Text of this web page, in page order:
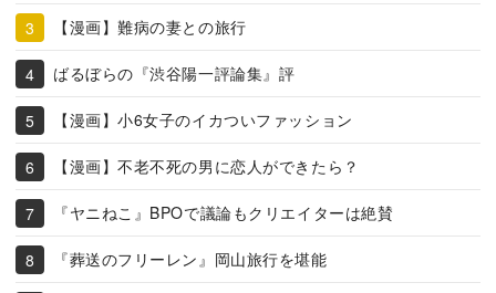
【漫画】難病の妻との旅行
ばるぼらの『渋谷陽一評論集』評
【漫画】小6女子のイカついファッション
【漫画】不老不死の男に恋人ができたら？
『ヤニねこ』BPOで議論もクリエイターは絶賛
『葬送のフリーレン』岡山旅行を堪能